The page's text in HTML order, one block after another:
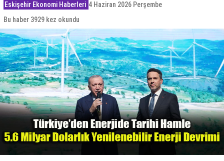
Eskişehir Ekonomi Haberleri 4 Haziran 2026 Perşembe
Bu haber 3929 kez okundu